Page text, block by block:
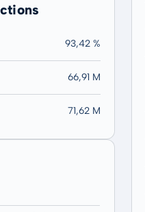
93,42 %
66,91 M
71,62 M